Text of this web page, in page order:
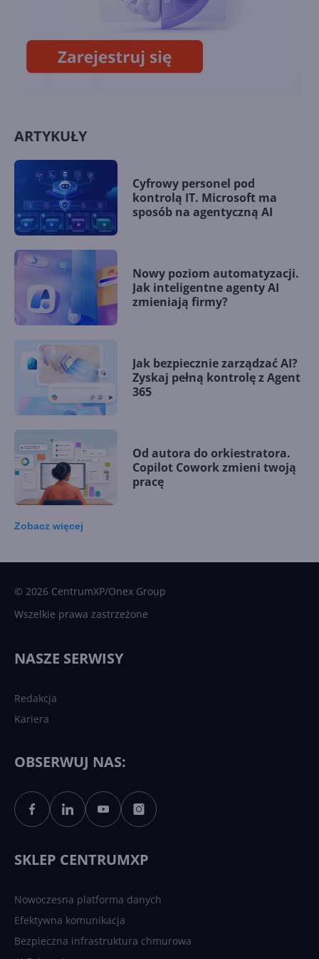
więcej prądu niż ponad 100
krajów
ARTYKUŁY
Cyfrowy personel pod
kontrolą IT. Microsoft ma
sposób na agentyczną AI
Nowy poziom automatyzacji.
Jak inteligentne agenty AI
zmieniają firmy?
Jak bezpiecznie zarządzać AI?
Zyskaj pełną kontrolę z Agent
365
Od autora do orkiestratora.
Copilot Cowork zmieni twoją
pracę
Sztuczna inteligencja po
polsku. Dość barier
Zobacz więcej
© 2026 CentrumXP/Onex Group
Wszelkie prawa zastrzeżone
NASZE SERWISY
Redakcja
Kariera
OBSERWUJ NAS:
SKLEP CENTRUMXP
Nowoczesna platforma danych
Efektywna komunikacja
Bezpieczna infrastruktura chmurowa